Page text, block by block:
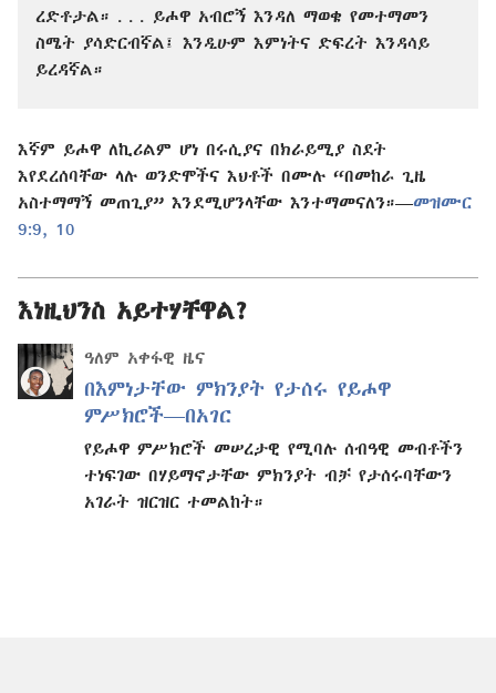
ረድቶታል። . . . ይሖዋ አብሮኝ እንዳለ ማወቄ የመተማመን
ስሜት ያሳድርብኛል፤ እንዲሁም እምነትና ድፍረት እንዳሳይ
ይረዳኛል።
እኛም ይሖዋ ለኪሪልም ሆነ በሩሲያና በክራይሚያ ስደት
እየደረሰባቸው ላሉ ወንድሞችና እህቶች በሙሉ “በመከራ ጊዜ
አስተማማኝ መጠጊያ” እንደሚሆንላቸው እንተማመናለን።—መዝሙር
9:9, 10
እነዚህንስ አይተሃቸዋል?
ዓለም አቀፋዊ ዜና
በእምነታቸው ምክንያት የታሰሩ የይሖዋ
ምሥክሮች—በአገር
የይሖዋ ምሥክሮች መሠረታዊ የሚባሉ ሰብዓዊ መብቶችን
ተነፍገው በሃይማኖታቸው ምክንያት ብቻ የታሰሩባቸውን
አገራት ዝርዝር ተመልከት።